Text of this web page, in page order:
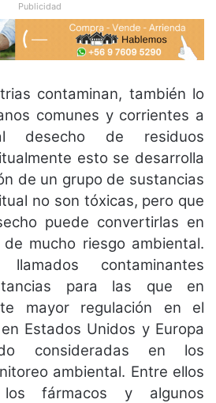
Publicidad
contaminan, también lo
comunes y corrientes a
desecho de residuos
esto se desarrolla
de un grupo de sustancias
no son tóxicas, pero que
puede convertirlas en
mucho riesgo ambiental.
contaminantes
para las que en
mayor regulación en el
Estados Unidos y Europa
consideradas en los
ambiental. Entre ellos
fármacos y algunos